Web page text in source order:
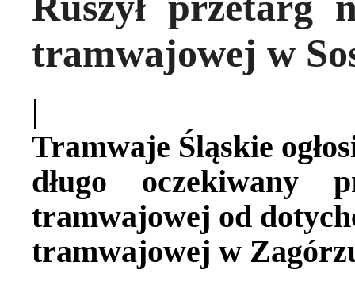
tramwajowej w
|
Tramwaje Śląskie
długo oczekiwany
tramwajowej od
tramwajowej w